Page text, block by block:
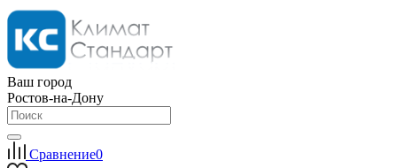
Ваш город
Ростов-на-Дону
Сравнение0